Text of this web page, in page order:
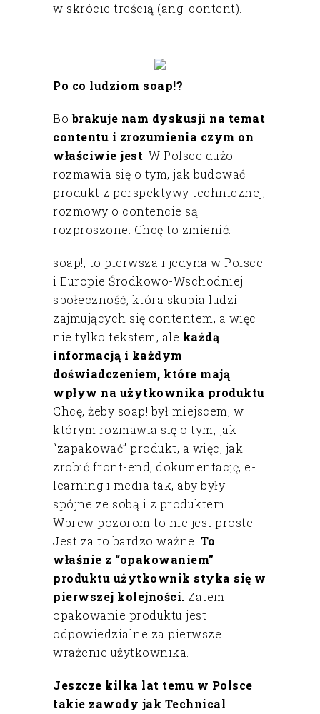
w skrócie treścią (ang. content).
Po co ludziom soap!?
Bobrakuje nam dyskusji na temat
contentu i zrozumienia czym on
właściwie jest . W Polsce dużo
rozmawia się o tym, jak budować
produkt z perspektywy technicznej;
rozmowy o contencie są
rozproszone. Chcę to zmienić.
soap!, to pierwsza i jedyna w Polsce
i Europie Środkowo-Wschodniej
społeczność, która skupia ludzi
zajmujących się contentem, a więc
nie tylko tekstem, ale każdą
informacją i każdym
doświadczeniem, które mają
wpływ na użytkownika produktu
Chcę, żeby soap! był miejscem, w
którym rozmawia się o tym, jak
“zapakować” produkt, a więc, jak
zrobić front-end, dokumentację, e-
learning i media tak, aby były
spójne ze sobą i z produktem.
Wbrew pozorom to nie jest proste.
Jest za to bardzo ważne. To
właśnie z “opakowaniem”
produktu użytkownik styka się w
pierwszej kolejności. Zatem
opakowanie produktu jest
odpowiedzialne za pierwsze
wrażenie użytkownika.
Jeszcze kilka lat temu w Polsce
takie zawody jak Technical